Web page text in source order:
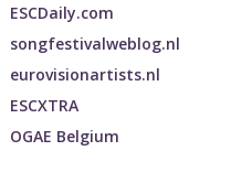
ESCDaily.com
songfestivalweblog.nl
eurovisionartists.nl
ESCXTRA
OGAE Belgium